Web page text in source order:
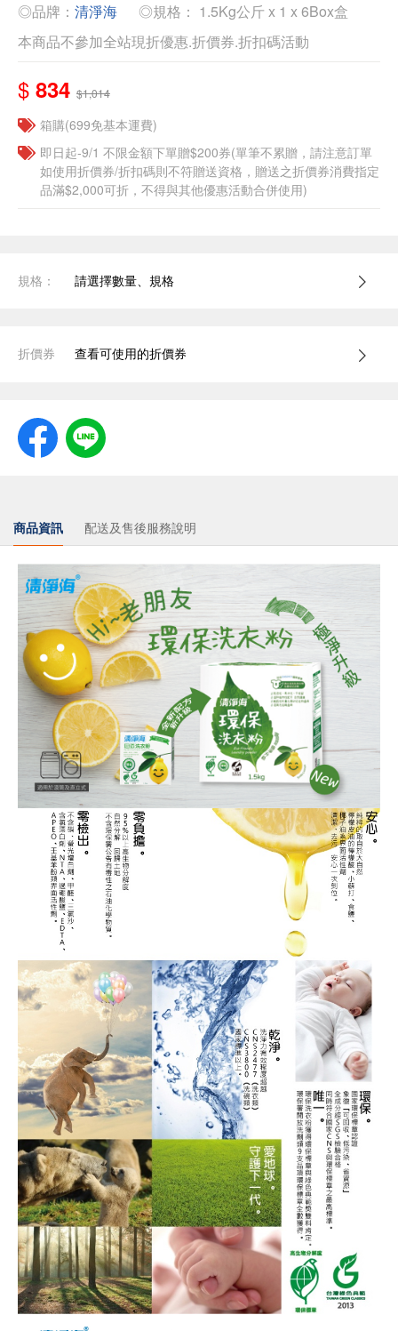
◎品牌： 清淨海
◎規格： 1.5Kg公斤 x 1 x 6Box盒
本商品不參加全站現折優惠.折價券.折扣碼活動
$ 834 $1,014
箱購(699免基本運費)
即日起-9/1 不限金額下單贈$200券(單筆不累贈，請注意訂單
如使用折價券/折扣碼則不符贈送資格，贈送之折價券消費指定
品滿$2,000可折，不得與其他優惠活動合併使用)
規格： 請選擇數量、規格
折價券 查看可使用的折價券
商品資訊 配送及售後服務說明